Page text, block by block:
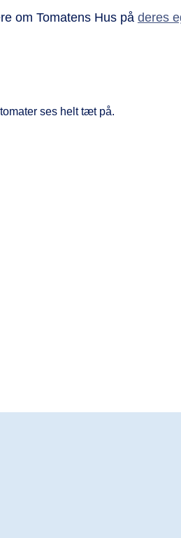
om Tomatens Hus på deres